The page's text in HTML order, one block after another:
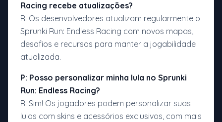
Racing recebe atualizações?
R: Os desenvolvedores atualizam regularmente o
Sprunki Run: Endless Racing com novos mapas,
desafios e recursos para manter a jogabilidade
atualizada.
P: Posso personalizar minha lula no Sprunki
Run: Endless Racing?
R: Sim! Os jogadores podem personalizar suas
lulas com skins e acessórios exclusivos, com mais